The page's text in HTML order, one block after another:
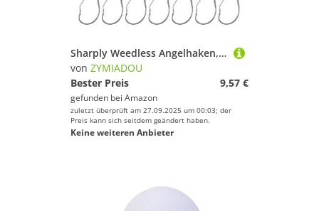
Sharply Weedless Angelhaken, Wacky Rigs mit langem Hals, Ersatz für Süß- und Salzwasser, scharfer Unkrautloser Hakenersatz, 25 Stück
von ZYMIADOU
Bester Preis
9,57 €
gefunden bei Amazon
zuletzt überprüft am 27.09.2025 um 00:03; der
Preis kann sich seitdem geändert haben.
Keine weiteren Anbieter